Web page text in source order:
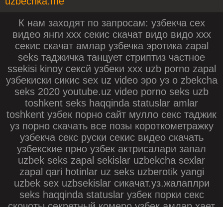
К нам заходят по запросам: узбекча сех
видео янги ххх секис скачат видо видо ххх
секис скачат амлар узбечка эротика zapal
seks таджичка танцует стриптиз частное
ssekisi kinoy сексй узбеки xxx uzb porno zapal
узбекиски сикис sex uz video эро уз o zbekcha
seks 2020 youtube.uz video porno seks uzb
toshkent seks haqqinda statuslar amlar
toshkent узбек порно сайт мулло секс таджик
уз порно скачать все позы короткометражку
узбекча секс руски секис видео скачать
узбекские прно узбек актрисалари запал
uzbek seks zapal sekislar uzbekcha sexlar
zapal qаri hotinlar uz seks uzberotik yangi
uzbek sex uzbsekislar сикачат.уз.жалаплри
seks haqqinda statuslar узбек порки секс